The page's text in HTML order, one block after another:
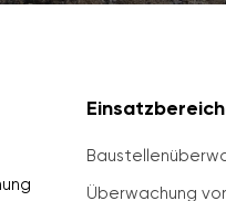
Überwachung